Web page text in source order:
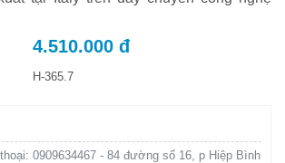
4.510.000 đ
H-365.7
0909634467 - 84 đường số 16, p Hiệp Bình